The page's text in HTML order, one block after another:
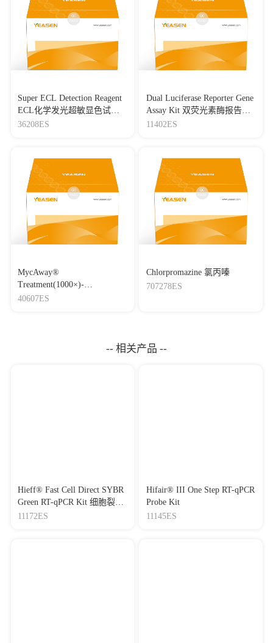
Super ECL Detection Reagent
ECL化学发光超敏显色试剂
盒
36208ES
Dual Luciferase Reporter Gene
Assay Kit 双荧光素酶报告基
因检测试剂盒
11402ES
MycAway®
Treatment(1000×)-
Mycoplasma Elimination
40607ES
Chlorpromazine 氯丙嗪
707278ES
-- 相关产品 --
Hieff® Fast Cell Direct SYBR
Green RT-qPCR Kit 细胞裂解
+两步法（染料法）RT-qPCR
11172ES
Hifair® III One Step RT-qPCR
Probe Kit
11145ES